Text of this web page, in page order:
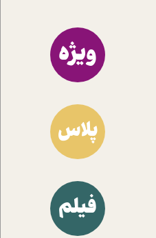
ویژه
پلاس
فیلم